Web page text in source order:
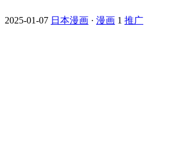
2025-01-07 日本漫画 · 漫画 1 推广